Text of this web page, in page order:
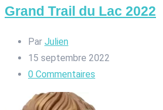
Grand Trail du Lac 2022
Par Julien
15 septembre 2022
0 Commentaires